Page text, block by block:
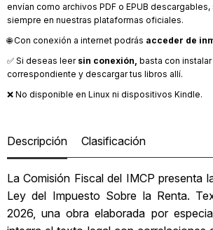
envían como archivos PDF o EPUB
siempre en nuestras plataformas oficiales.
🌐 Con conexión a internet podrás acceder de
✅ Si deseas leer sin conexión, basta con instalar
correspondiente y descargar tus libros allí.
❌ No disponible en Linux ni dispositivos Kindle.
Descripción Clasificación
La Comisión Fiscal del IMCP presenta
Ley del Impuesto Sobre la Renta.
2026, una obra elaborada por